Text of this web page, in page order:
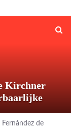
Kirchner
de